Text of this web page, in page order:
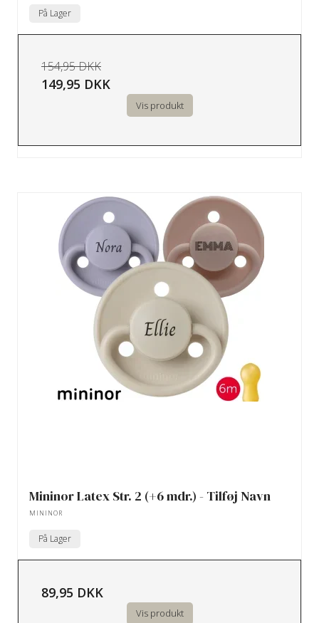
På Lager
154,95 DKK
149,95 DKK
Vis produkt
Mininor Latex Str. 2 (+6 mdr.) - Tilføj Navn
MININOR
På Lager
89,95 DKK
Vis produkt